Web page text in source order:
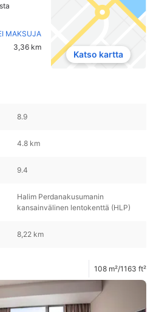
MAKSUJA
3,36 km
Katso kartta
8.9
4.8 km
9.4
Halim Perdanakusumanin
kansainvälinen lentokenttä (HLP)
8,22 km
108 m²/1163 ft²